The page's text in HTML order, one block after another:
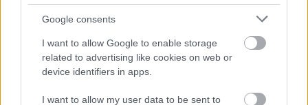
Google consents
I want to allow Google to enable storage
related to advertising like cookies on web or
device identifiers in apps.
I want to allow my user data to be sent to
Legfrissebb híreink
Több mint egy hónap is lehet, mire teljesen